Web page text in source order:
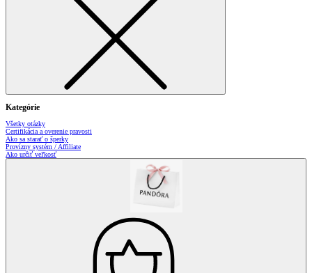
Kategórie
Všetky otázky
Certifikácia a overenie pravosti
Ako sa starať o šperky
Provízny systém / Affiliate
Ako určiť veľkosť